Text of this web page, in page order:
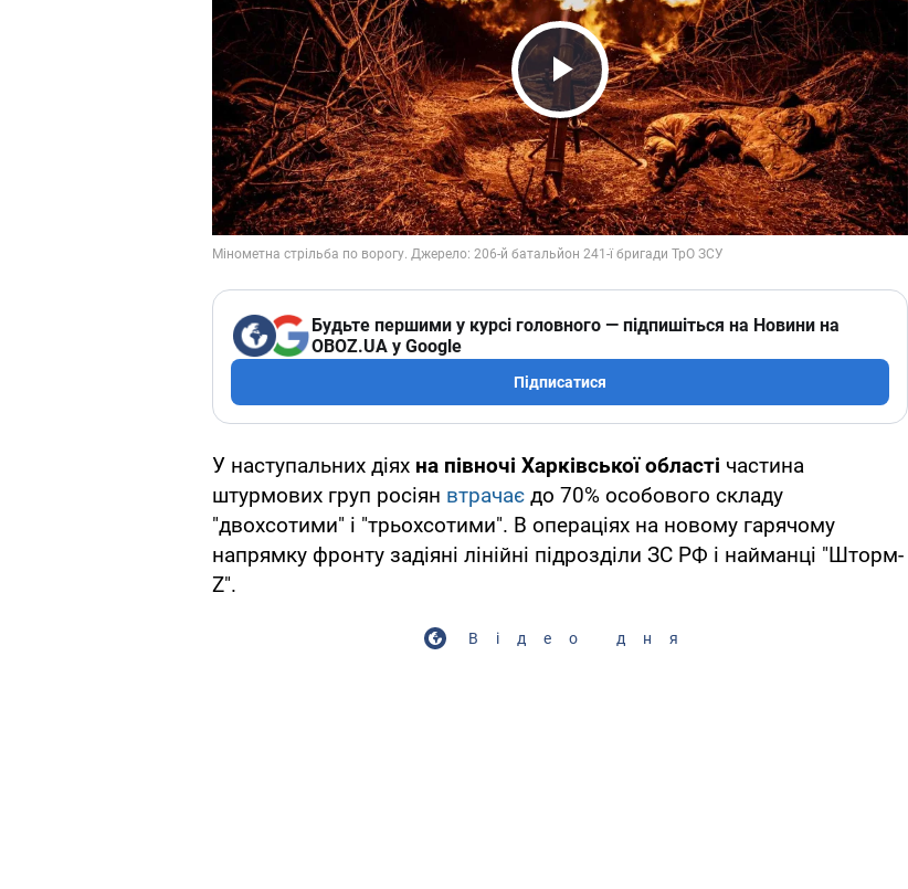
Play Video
Будьте першими у курсі головного — підпишіться на Новини на
OBOZ.UA у Google
Підписатися
У наступальних діях на півночі Харківської області частина
штурмових груп росіян втрачає до 70% особового складу
"двохсотими" і "трьохсотими". В операціях на новому гарячому
напрямку фронту задіяні лінійні підрозділи ЗС РФ і найманці "Шторм-
Z".
Відео дня